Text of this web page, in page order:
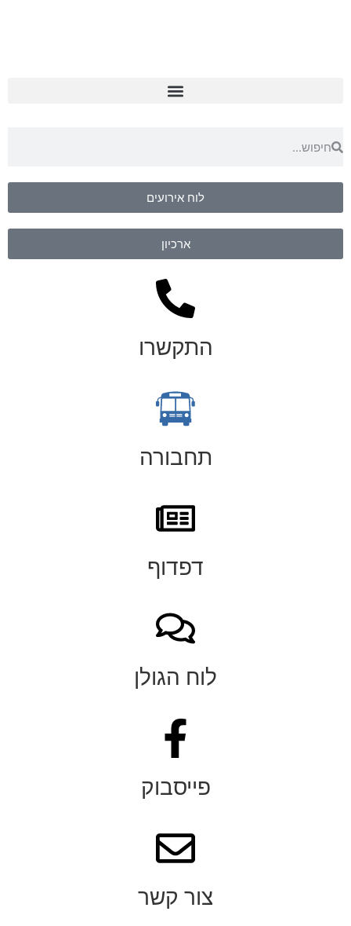
לוח אירועים
ארכיון
התקשרו
תחבורה
דפדוף
לוח הגולן
פייסבוק
צור קשר